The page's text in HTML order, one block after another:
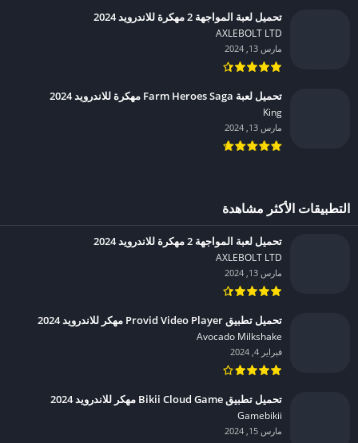
تحميل لعبة المواجهة 2 مهكرة للاندرويد 2024
AXLEBOLT LTD‏
مارس 13, 2024
تحميل لعبة Farm Heroes Saga مهكرة للاندرويد 2024
King‏
مارس 13, 2024
التطبيقات الأكثر مشاهدة
تحميل لعبة المواجهة 2 مهكرة للاندرويد 2024
AXLEBOLT LTD‏
مارس 13, 2024
تحميل تطبيق Provid Video Player مهكر للاندرويد 2024
Avocado Milkshake‏
فبراير 4, 2024
تحميل تطبيق Bikii Cloud Game مهكر للاندرويد 2024
Gamebikii‏
مارس 15, 2024